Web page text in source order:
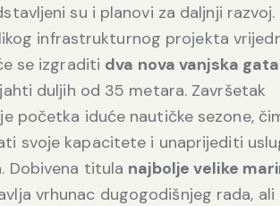
su i planovi za daljnji razvoj.
infrastrukturnog projekta
se izgraditi dva nova vanjska gata
duljih od 35 metara. Završetak
početka iduće nautičke sezone,
svoje kapacitete i unaprijediti
Dobivena titula najbolje velike
vrhunac dugogodišnjeg rada, ali